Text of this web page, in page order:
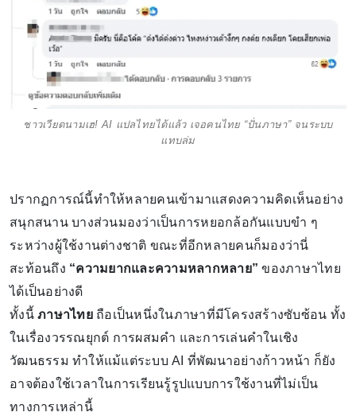
ชาวเวียดนามเฮ! AI แปลไทยได้แล้ว เจอคนไทย “ปั่นภาษา” จนระบบ
แทบล่ม
ปรากฏการณ์นี้ทำให้หลายคนเข้ามาแสดงความคิดเห็นอย่าง
สนุกสนาน บางส่วนมองว่าเป็นการหยอกล้อกันแบบขำ ๆ
ระหว่างผู้ใช้งานต่างชาติ ขณะที่อีกหลายคนก็มองว่านี่
สะท้อนถึง “ความยากและความหลากหลาย”ของภาษาไทย
ได้เป็นอย่างดี
ทั้งนี้ ภาษาไทย ถือเป็นหนึ่งในภาษาที่มีโครงสร้างซับซ้อน ทั้ง
ในเรื่องวรรณยุกต์ การผสมคำ และการเล่นคำในเชิง
วัฒนธรรม ทำให้แม้แต่ระบบ AI ที่พัฒนาอย่างก้าวหน้า ก็ยัง
อาจต้องใช้เวลาในการเรียนรู้รูปแบบการใช้งานที่ไม่เป็น
ทางการเหล่านี้